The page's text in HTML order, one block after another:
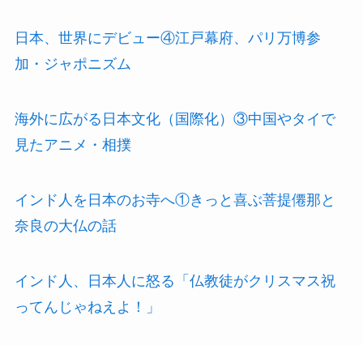
日本、世界にデビュー④江戸幕府、パリ万博参
加・ジャポニズム
海外に広がる日本文化（国際化）③中国やタイで
見たアニメ・相撲
インド人を日本のお寺へ①きっと喜ぶ菩提僊那と
奈良の大仏の話
インド人、日本人に怒る「仏教徒がクリスマス祝
ってんじゃねえよ！」